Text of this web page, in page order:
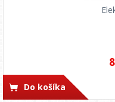
Do košíka